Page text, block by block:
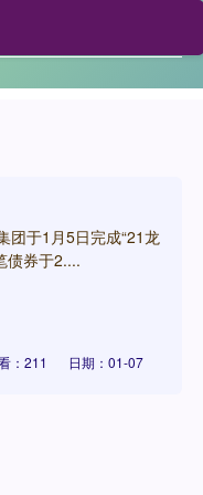
团于1月5日完成“21龙
债券于2....
：211 日期：01-07